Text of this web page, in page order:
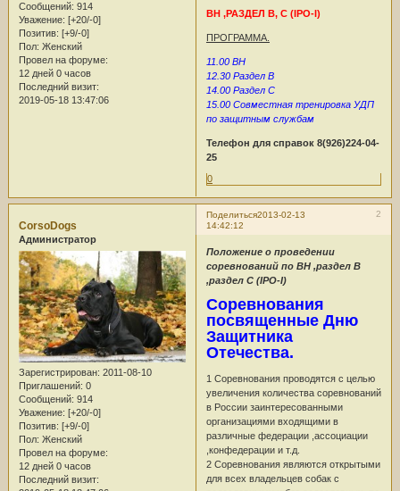
Сообщений: 914
Уважение: [+20/-0]
Позитив: [+9/-0]
Пол: Женский
Провел на форуме:
12 дней 0 часов
Последний визит:
2019-05-18 13:47:06
BH ,РАЗДЕЛ В, С (IPO-I)
ПРОГРАММА.
11.00 BH
12.30 Раздел В
14.00 Раздел С
15.00 Совместная тренировка УДП
по защитным службам
Телефон для справок 8(926)224-04-
25
0
Поделиться 2
2013-02-13
14:42:12
CorsoDogs
Администратор
Зарегистрирован: 2011-08-10
Приглашений: 0
Сообщений: 914
Уважение: [+20/-0]
Позитив: [+9/-0]
Пол: Женский
Провел на форуме:
12 дней 0 часов
Последний визит:
Положение о проведении
соревнований по BH ,раздел B
,раздел С (IPO-I)
Соревнования
посвященные Дню
Защитника
Отечества.
1 Соревнования проводятся с целью
увеличения количества соревнований
в России заинтересованными
организациями входящими в
различные федерации ,ассоциации
,конфедерации и т.д.
2 Соревнования являются открытыми
для всех владельцев собак с